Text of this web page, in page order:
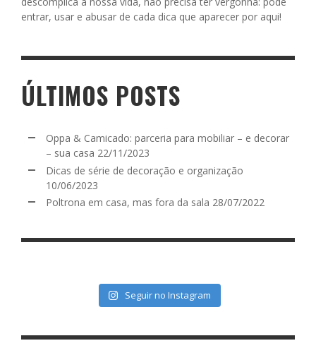
entrar, usar e abusar de cada dica que aparecer por aqui!
ÚLTIMOS POSTS
Oppa & Camicado: parceria para mobiliar – e decorar
– sua casa 22/11/2023
Dicas de série de decoração e organização
10/06/2023
Poltrona em casa, mas fora da sala 28/07/2022
Seguir no Instagram